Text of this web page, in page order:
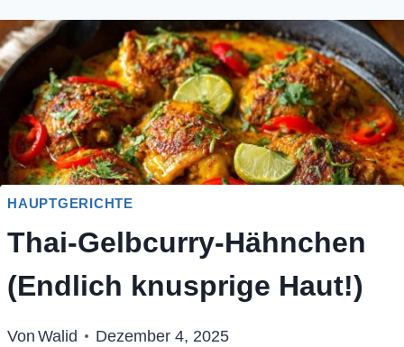
HAUPTGERICHTE
Thai-Gelbcurry-Hähnchen
(Endlich knusprige Haut!)
Von Walid Dezember 4, 2025